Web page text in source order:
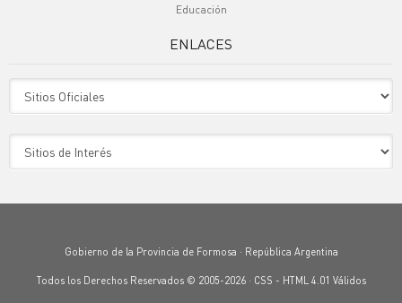
Educación
ENLACES
Gobierno de la Provincia de Formosa · República Argentina
Todos los Derechos Reservados © 2005-2026 · CSS - HTML 4.01 Válidos